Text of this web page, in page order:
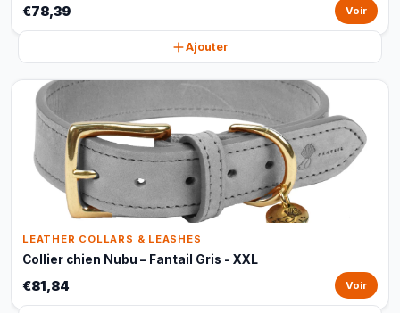
€78,39 Voir
Ajouter
LEATHER COLLARS & LEASHES
Collier chien Nubu – Fantail Gris - XXL
€81,84 Voir